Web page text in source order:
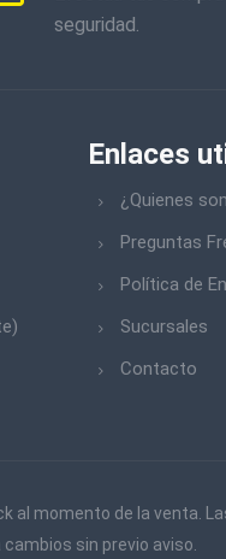
seguridad.
Enlaces
¿Quienes
Preguntas
Política de
Sucursales
Contacto
al momento de la venta.
sin previo aviso.